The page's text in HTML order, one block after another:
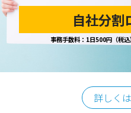
自社分割
事務手数料：1日500円（税
詳しく